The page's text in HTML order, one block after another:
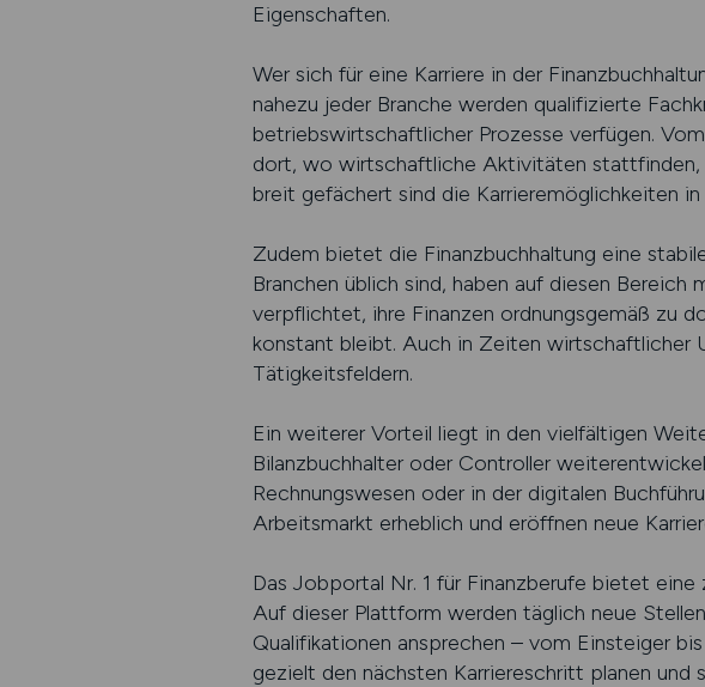
Eigenschaften.
Wer sich für eine Karriere in der
nahezu jeder Branche werden qualifizierte
betriebswirtschaftlicher Prozesse verfügen.
dort, wo wirtschaftliche Aktivitäten stattfinden,
breit gefächert sind die Karrieremöglichkeiten
Zudem bietet die Finanzbuchhaltung eine
Branchen üblich sind, haben auf diesen
verpflichtet, ihre Finanzen ordnungsgemäß zu
konstant bleibt. Auch in Zeiten wirtschaftlicher
Tätigkeitsfeldern.
Ein weiterer Vorteil liegt in den vielfältigen
Bilanzbuchhalter oder Controller
Rechnungswesen oder in der digitalen
Arbeitsmarkt erheblich und eröffnen neue
Das Jobportal Nr. 1 für Finanzberufe bietet
Auf dieser Plattform werden täglich neue
Qualifikationen ansprechen – vom Einsteiger
gezielt den nächsten Karriereschritt planen